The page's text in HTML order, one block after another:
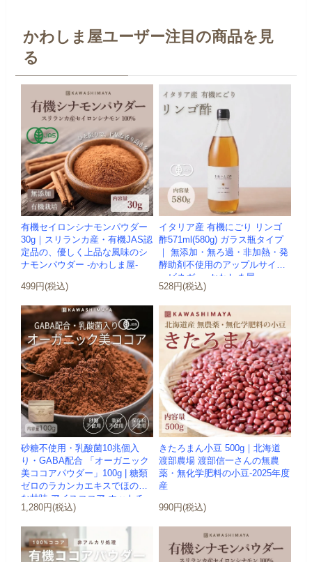
かわしま屋ユーザー注目の商品を見
る
有機セイロンシナモンパウダー
30g｜スリランカ産・有機JAS認
定品の、優しく上品な風味のシ
ナモンパウダー -かわしま屋-
499円(税込)
イタリア産 有機にごり リンゴ
酢571ml(580g) ガラス瓶タイプ
｜ 無添加・無ろ過・非加熱・発
酵助剤不使用のアップルサイダ
ービネガー -かわしま屋-
528円(税込)
砂糖不使用・乳酸菌10兆個入
り・GABA配合 「オーガニック
美ココアパウダー」100g | 糖類
ゼロのラカンカエキスでほのか
な甘味 アイスココア ホットチ...
1,280円(税込)
きたろまん小豆 500g｜北海道
渡部農場 渡部信一さんの無農
薬・無化学肥料の小豆-2025年度
産
990円(税込)